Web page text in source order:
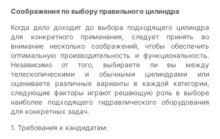
Соображения по выбору правильного цилиндра
Когда дело доходит до выбора подходящего цилиндра
для конкретного применения, следует принять во
внимание несколько соображений, чтобы обеспечить
оптимальную производительность и функциональность.
Независимо от того, выбираете ли вы между
телескопическими и обычными цилиндрами или
оцениваете различные варианты в каждой категории,
следующие факторы играют решающую роль в выборе
наиболее подходящего гидравлического оборудования
для конкретных задач.
1. Требования к кандидатам: